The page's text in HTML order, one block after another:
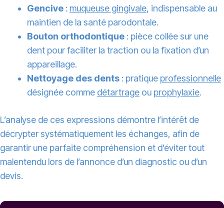
Gencive : muqueuse gingivale, indispensable au
maintien de la santé parodontale.
Bouton orthodontique : pièce collée sur une
dent pour faciliter la traction ou la fixation d’un
appareillage.
Nettoyage des dents : pratique professionnelle
désignée comme détartrage ou prophylaxie.
L’analyse de ces expressions démontre l’intérêt de
décrypter systématiquement les échanges, afin de
garantir une parfaite compréhension et d’éviter tout
malentendu lors de l’annonce d’un diagnostic ou d’un
devis.